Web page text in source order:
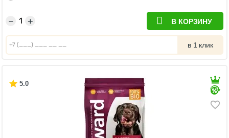
+
− В КОРЗИНУ
в 1 клик
5.0